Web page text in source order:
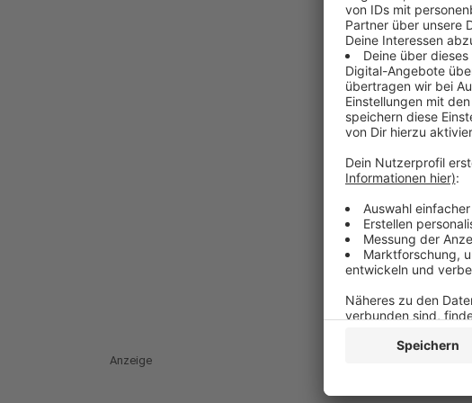
Anzeige